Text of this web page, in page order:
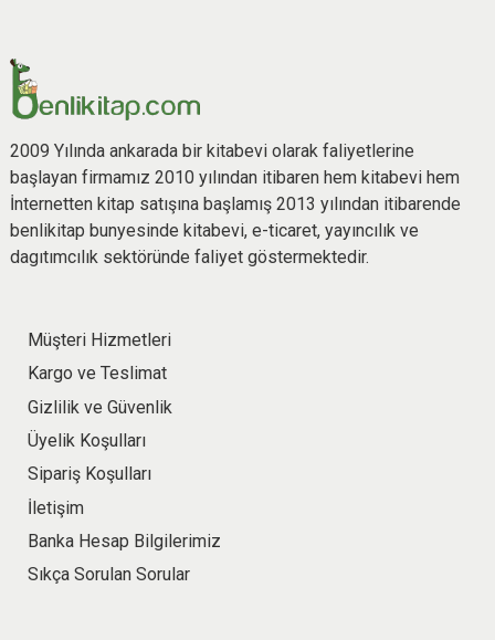
2009 Yılında ankarada bir kitabevi olarak faliyetlerine
başlayan firmamız 2010 yılından itibaren hem kitabevi hem
İnternetten kitap satışına başlamış 2013 yılından itibarende
benlikitap bunyesinde kitabevi, e-ticaret, yayıncılık ve
dagıtımcılık sektöründe faliyet göstermektedir.
Müşteri Hizmetleri
Kargo ve Teslimat
Gizlilik ve Güvenlik
Üyelik Koşulları
Sipariş Koşulları
İletişim
Banka Hesap Bilgilerimiz
Sıkça Sorulan Sorular